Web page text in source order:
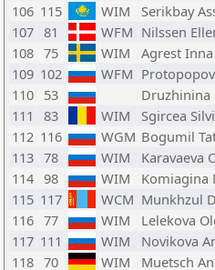
106 115 WIM Serikbay
107 81 WFM Nilssen
108 75 WIM Agrest Inna
109 102 WFM
110 53 Druzhinina
111
83 WIM Sgircea
112 116 WGM Bogumil
113 78 WIM Karavaeva
114 98 WIM Komiagina
115 117 WCM Munkhzul
116 77 WIM Lelekova
117 111 WIM Novikova
118 70 WIM Muetsch